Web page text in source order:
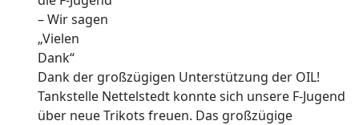
Dank der großzügigen Unterstützung der OIL!
Tankstelle Nettelstedt konnte sich unsere F-Jugend
über neue Trikots freuen. Das großzügige